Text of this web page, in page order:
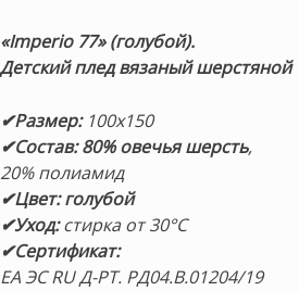
«Imperio 77» (голубой).
Детский плед вязаный шерстяной
✔Размер:100х150
✔Состав: 80% овечья шерсть,
20% полиамид
✔Цвет: голубой
✔Уход:стирка от 30°С
✔Сертификат:
ЕА ЭС RU Д-РТ. РД04.В.01204/19